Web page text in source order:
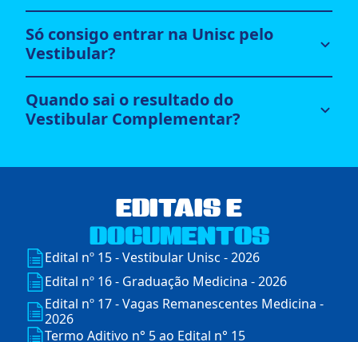
Só consigo entrar na Unisc pelo
Vestibular?
Quando sai o resultado do
Vestibular Complementar?
EDITAIS E
DOCUMENTOS
Edital nº 15 - Vestibular Unisc - 2026
Edital nº 16 - Graduação Medicina - 2026
Edital nº 17 - Vagas Remanescentes Medicina -
2026
Termo Aditivo n° 5 ao Edital n° 15